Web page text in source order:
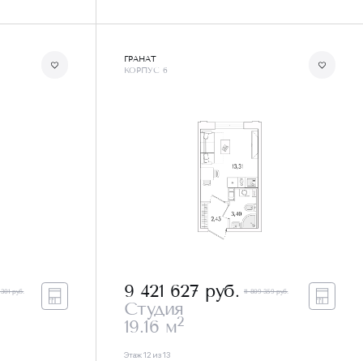
301 руб.
ГРАНАТ
КОРПУС 6
9 421 627 руб. 11 809 359 руб.
Студия
19.16 м2
Этаж 12 из 13